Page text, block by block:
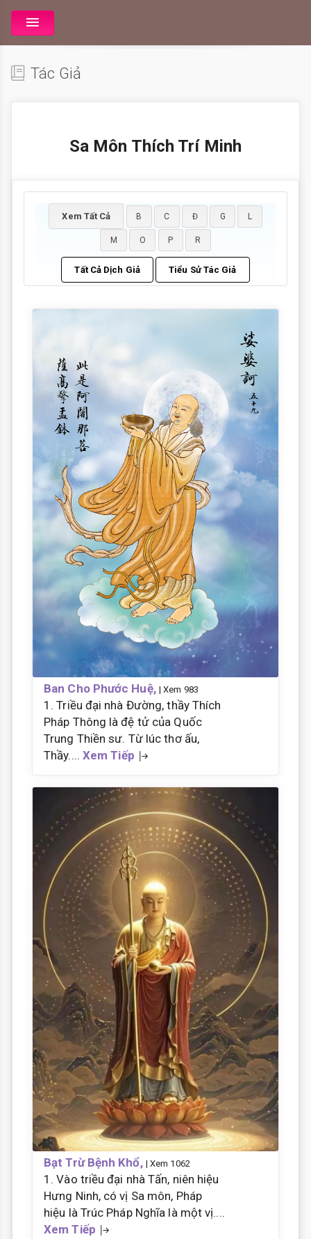
Tác Giả
Sa Môn Thích Trí Minh
Xem Tất Cả B C Đ G L
M O P R
Tất Cả Dịch Giả Tiểu Sử Tác Giả
Ban Cho Phước Huệ, | Xem 983
1. Triều đại nhà Đường, thầy Thích
Pháp Thông là đệ tử của Quốc
Trung Thiền sư. Từ lúc thơ ấu,
Thầy.... Xem Tiếp
Bạt Trừ Bệnh Khổ, | Xem 1062
1. Vào triều đại nhà Tấn, niên hiệu
Hưng Ninh, có vị Sa môn, Pháp
hiệu là Trúc Pháp Nghĩa là một vị....
Xem Tiếp